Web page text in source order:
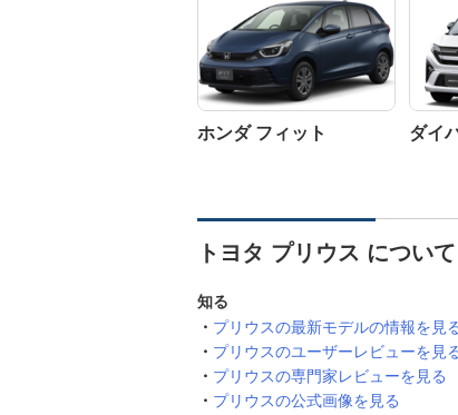
ホンダ フィット ダイ
トヨタ プリウス につい
知る
プリウスの最新モデルの情報を見
プリウスのユーザーレビューを見
プリウスの専門家レビューを見る
プリウスの公式画像を見る